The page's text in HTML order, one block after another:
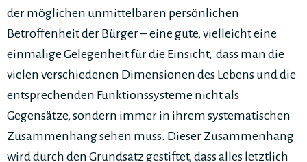
der möglichen unmittelbaren persönlichen
Betroffenheit der Bürger – eine gute, vielleicht eine
einmalige Gelegenheit für die Einsicht, dass man die
vielen verschiedenen Dimensionen des Lebens und die
entsprechenden Funktionssysteme nicht als
Gegensätze, sondern immer in ihrem systematischen
Zusammenhang sehen muss. Dieser Zusammenhang
wird durch den Grundsatz gestiftet, dass alles letztlich